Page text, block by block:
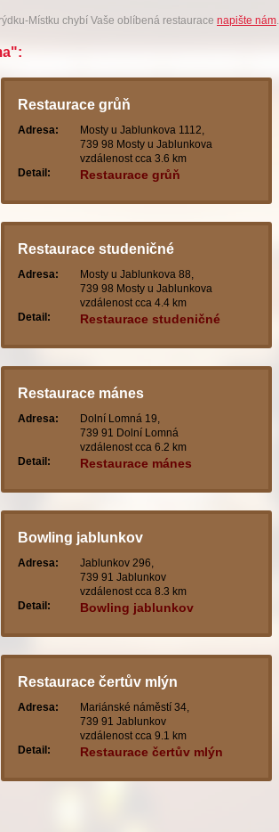
Místku chybí Vaše oblíbená restaurace napište nám.
Restaurace grůň
Adresa:
Mosty u Jablunkova 1112,
739 98 Mosty u Jablunkova
vzdálenost cca 3.6 km
Detail:
Restaurace grůň
Restaurace studeničné
Adresa:
Mosty u Jablunkova 88,
739 98 Mosty u Jablunkova
vzdálenost cca 4.4 km
Detail:
Restaurace studeničné
Restaurace mánes
Adresa:
Dolní Lomná 19,
739 91 Dolní Lomná
vzdálenost cca 6.2 km
Detail:
Restaurace mánes
Bowling jablunkov
Adresa:
Jablunkov 296,
739 91 Jablunkov
vzdálenost cca 8.3 km
Detail:
Bowling jablunkov
Restaurace čertův mlýn
Adresa:
Mariánské náměstí 34,
739 91 Jablunkov
vzdálenost cca 9.1 km
Detail:
Restaurace čertův mlýn